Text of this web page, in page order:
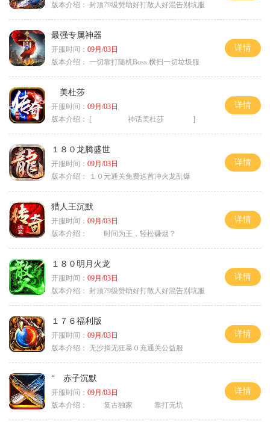
版本介绍： 封顶79级赞助好打散人好混告别坑服
最强专属神器
开服时间： 09月/03日
版本介绍： 一切靠打随机Boss.横扫一切垃圾服
详情
美杜莎
开服时间： 09月/03日
版本介绍：
[ 神话美杜莎 ]
详情
１８０龙腾盛世
开服时间： 09月/03日
版本介绍：
１０元通关免费送首冲火龙乱爆
详情
猎人王沉默
开服时间： 09月/03日
版本介绍：
时间为王，轻松赚烟？
详情
１８０明月火龙
开服时间： 09月/03日
版本介绍： 封顶79级赞助好打散人好混告别坑服
详情
１７６福利版
开服时间： 09月/03日
版本介绍： 无沙捐无狂暴０充通关公益服
详情
“ 赤子沉默
开服时间： 09月/03日
版本介绍：
复古独家 靠打无坑
详情